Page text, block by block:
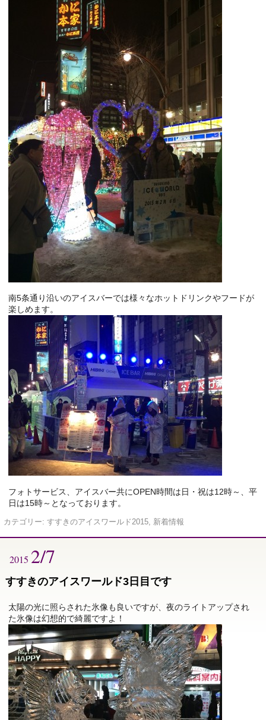
南5条通り沿いのアイスバーでは様々なホットドリンクやフードが
楽しめます。
フォトサービス、アイスバー共にOPEN時間は日・祝は12時～、平
日は15時～となっております。
カテゴリー: すすきのアイスワールド2015, 新着情報
2015 2/7
すすきのアイスワールド3日目です
太陽の光に照らされた氷像も良いですが、夜のライトアップされ
た氷像は幻想的で綺麗ですよ！